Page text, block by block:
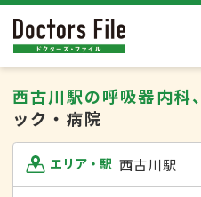
西古川駅の呼吸器内科
ック・病院
エリア・駅 西古川駅